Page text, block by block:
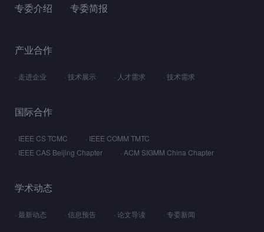
专委介绍 专委简报
产业合作
· 走进企业 · 技术展示 · 人才需求 · 技术需求
国际合作
· IEEE CS TCMC
· IEEE COMM TMTC
· IEEE CAS Beijing Chapter
· ACM SIGMM China Chapter
学术动态
· 最新动态 · 信息预告 · 论文导读 · 专委新闻